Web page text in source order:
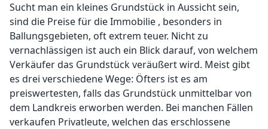
Sucht man ein kleines Grundstück in Aussicht sein,
sind die Preise für die Immobilie , besonders in
Ballungsgebieten, oft extrem teuer. Nicht zu
vernachlässigen ist auch ein Blick darauf, von welchem
Verkäufer das Grundstück veräußert wird. Meist gibt
es drei verschiedene Wege: Öfters ist es am
preiswertesten, falls das Grundstück unmittelbar von
dem Landkreis erworben werden. Bei manchen Fällen
verkaufen Privatleute, welchen das erschlossene